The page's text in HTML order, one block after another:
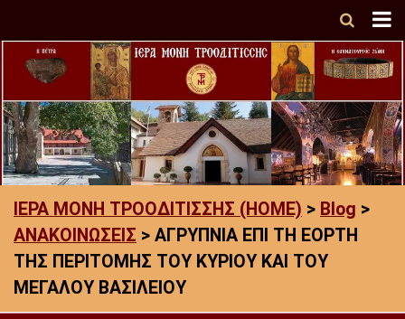
ΙΕΡΑ ΜΟΝΗ ΤΡΟΟΔΙΤΙΣΣΗΣ (HOME) > Blog >
ΑΝΑΚΟΙΝΩΣΕΙΣ > ΑΓΡΥΠΝΙΑ ΕΠΙ ΤΗ ΕΟΡΤΗ
ΤΗΣ ΠΕΡΙΤΟΜΗΣ ΤΟΥ ΚΥΡΙΟΥ ΚΑΙ ΤΟΥ
ΜΕΓΑΛΟΥ ΒΑΣΙΛΕΙΟΥ